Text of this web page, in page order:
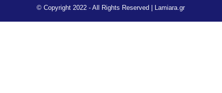
© Copyright 2022 - All Rights Reserved | Lamiara.gr